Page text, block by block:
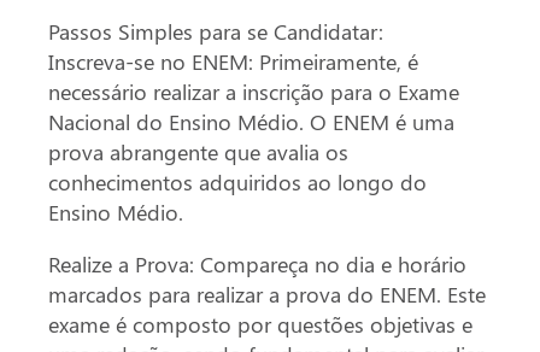
Passos Simples para se Candidatar:
Inscreva-se no ENEM: Primeiramente, é
necessário realizar a inscrição para o Exame
Nacional do Ensino Médio. O ENEM é uma
prova abrangente que avalia os
conhecimentos adquiridos ao longo do
Ensino Médio.
Realize a Prova: Compareça no dia e horário
marcados para realizar a prova do ENEM. Este
exame é composto por questões objetivas e